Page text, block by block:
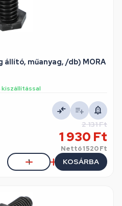
állító, műanyag, /db) MORA
kiszállítással
2 131 Ft
1 930 Ft
Nettó1 520 Ft
KOSÁRBA